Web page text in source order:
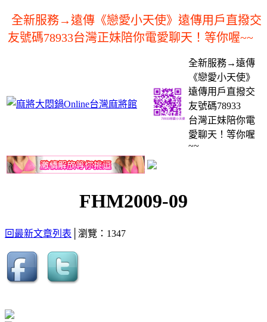
全新服務→遠傳《戀愛小天使》遠傳用戶直撥交
友號碼78933台灣正妹陪你電愛聊天！等你喔~~
全新服務→遠傳
《戀愛小天使》
遠傳用戶直撥交
友號碼78933
台灣正妹陪你電
愛聊天！等你喔
~~
FHM2009-09
回最新文章列表 │瀏覽：1347